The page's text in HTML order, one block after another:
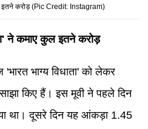
इतने करोड़ (Pic Credit: Instagram)
ने कमाए कुल इतने करोड़
'भारत भाग्य विधाता' को लेकर
किए हैं। इस मूवी ने पहले दिन
था। दूसरे दिन यह आंकड़ा 1.45